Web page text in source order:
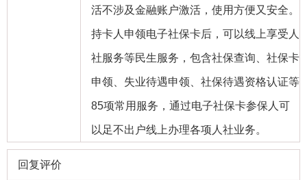
活不涉及金融账户激活，使用方便又安全。
持卡人申领电子社保卡后，可以线上享受人
社服务等民生服务，包含社保查询、社保卡
申领、失业待遇申领、社保待遇资格认证等
85项常用服务，通过电子社保卡参保人可
以足不出户线上办理各项人社业务。
回复评价